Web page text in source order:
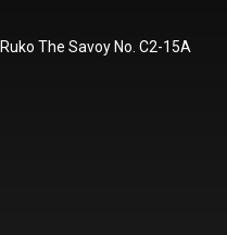
The Savoy No. C2-15A